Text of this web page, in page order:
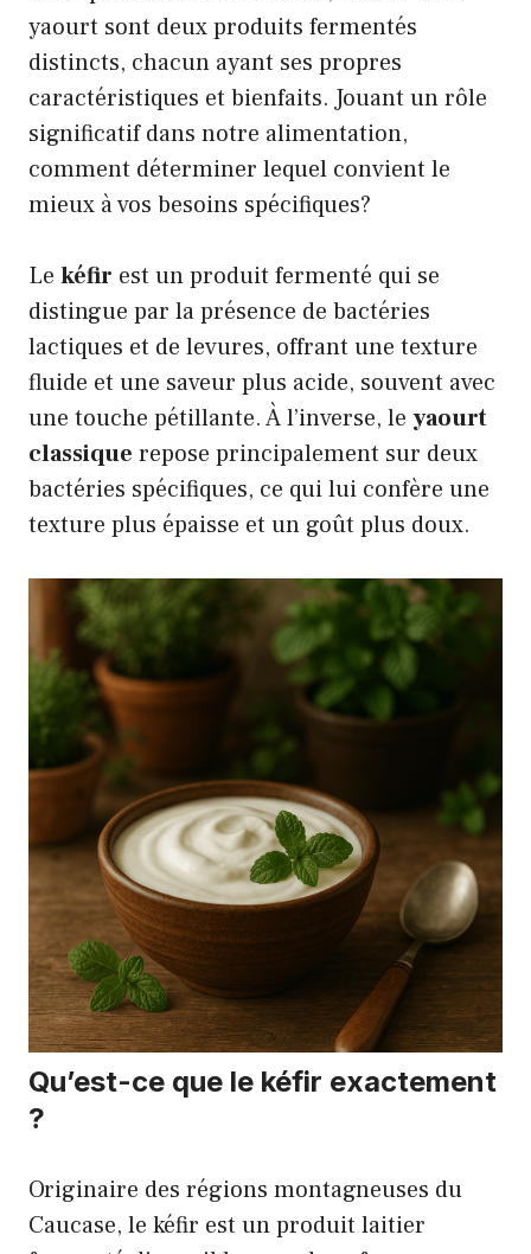
yaourt sont deux produits fermentés
distincts, chacun ayant ses propres
caractéristiques et bienfaits. Jouant un rôle
significatif dans notre alimentation,
comment déterminer lequel convient le
mieux à vos besoins spécifiques?
Le kéfir est un produit fermenté qui se
distingue par la présence de bactéries
lactiques et de levures, offrant une texture
fluide et une saveur plus acide, souvent avec
une touche pétillante. À l’inverse, le yaourt
classique repose principalement sur deux
bactéries spécifiques, ce qui lui confère une
texture plus épaisse et un goût plus doux.
Qu’est-ce que le kéfir exactement
?
Originaire des régions montagneuses du
Caucase, le kéfir est un produit laitier